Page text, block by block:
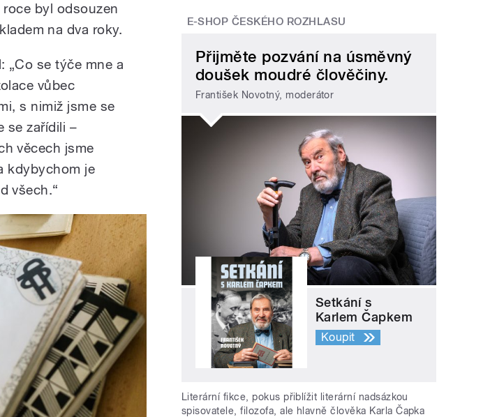
byl odsouzen
na dva roky.
„Co se týče mne a
vůbec
s nimiž jsme se
se zařídili –
věcech jsme
kdybychom je
všech.“
E-SHOP ČESKÉHO ROZHLASU
Přijměte pozvání na úsměvný
doušek moudré člověčiny.
František Novotný, moderátor
Setkání s
Karlem Čapkem
Koupit
Literární fikce, pokus přiblížit literární nadsázkou
spisovatele, filozofa, ale hlavně člověka Karla Čapka